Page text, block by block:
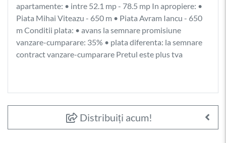
apartamente: • intre 52.1 mp - 78.5 mp In apropiere: •
Piata Mihai Viteazu - 650 m • Piata Avram Iancu - 650
m Conditii plata: • avans la semnare promisiune
vanzare-cumparare: 35% • plata diferenta: la semnare
contract vanzare-cumparare Pretul este plus tva
Distribuiți acum!